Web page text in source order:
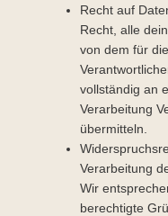
Recht auf
Recht, alle
von dem für
vollständig an
Verarbeitung
übermitteln.
Verarbeitung
Wir
berechtigte